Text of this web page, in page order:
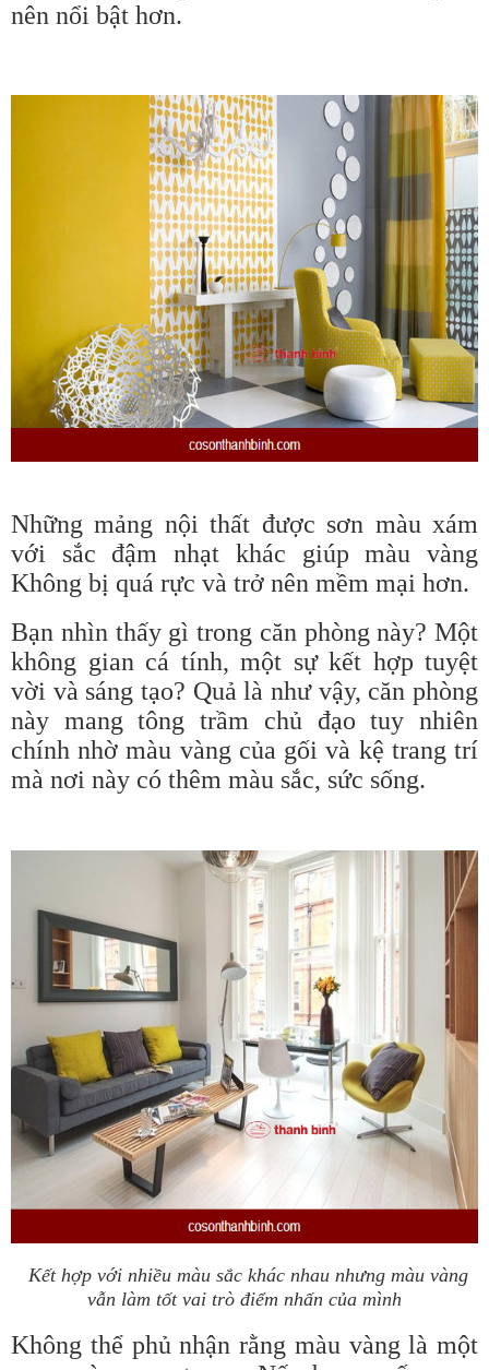
nên nổi bật hơn.
Những mảng nội thất được sơn màu xám
với sắc đậm nhạt khác giúp màu vàng
Không bị quá rực và trở nên mềm mại hơn.
Bạn nhìn thấy gì trong căn phòng này? Một
không gian cá tính, một sự kết hợp tuyệt
vời và sáng tạo? Quả là như vậy, căn phòng
này mang tông trầm chủ đạo tuy nhiên
chính nhờ màu vàng của gối và kệ trang trí
mà nơi này có thêm màu sắc, sức sống.
Kết hợp với nhiều màu sắc khác nhau nhưng màu vàng
vẫn làm tốt vai trò điểm nhấn của mình
Không thể phủ nhận rằng màu vàng là một